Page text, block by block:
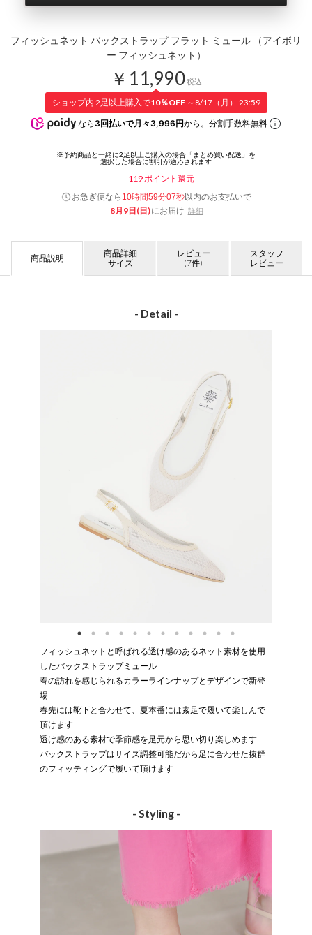
フィッシュネット バックストラップ フラット ミュール （アイボリ
ー フィッシュネット）
￥11,990税込
ショップ内 2足以上購入で10％OFF～8/17（月） 23:59
なら 3回払いで月々3,996円から。分割手数料無料
119ポイント還元
お急ぎ便なら 10時間59分07秒以内のお支払いで
8月9日(日)にお届け 詳細
商品説明
商品詳細
サイズ
レビュー
(7件)
スタッフ
レビュー
- Detail -
フィッシュネットと呼ばれる透け感のあるネット素材を使用
したバックストラップミュール
春の訪れを感じられるカラーラインナップとデザインで新登
場
春先には靴下と合わせて、夏本番には素足で履いて楽しんで
頂けます
透け感のある素材で季節感を足元から思い切り楽しめます
バックストラップはサイズ調整可能だから足に合わせた抜群
のフィッティングで履いて頂けます
- Styling -